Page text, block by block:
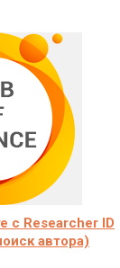
с Researcher ID
автора)